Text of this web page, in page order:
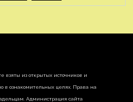
взяты из открытых источников и
в ознакомительных целях. Права на
Администрация сайта